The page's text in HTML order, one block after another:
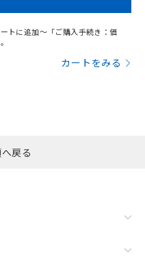
トに追加～「ご購入手続き：価
カートをみる
戻る